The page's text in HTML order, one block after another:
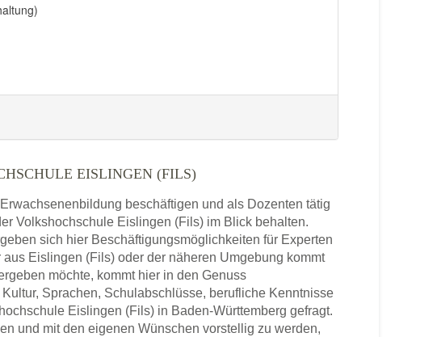
EISLINGEN (FILS)
beschäftigen und als Dozenten tätig
Volkshochschule Eislingen (Fils) im Blick behalten.
sich hier Beschäftigungsmöglichkeiten für Experten
Eislingen (Fils) oder der näheren Umgebung kommt
möchte, kommt hier in den Genuss
Sprachen, Schulabschlüsse, berufliche Kenntnisse
Eislingen (Fils) in Baden-Württemberg gefragt.
und mit den eigenen Wünschen vorstellig zu werden,